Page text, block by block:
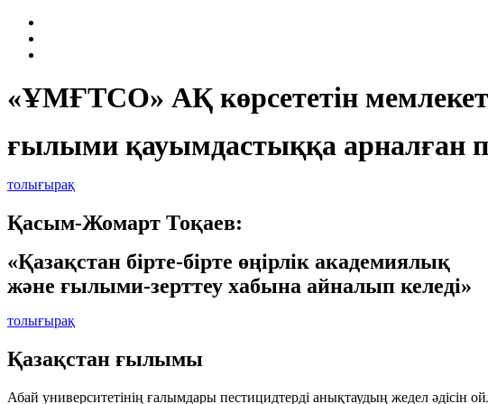
«ҰМҒТСО» АҚ көрсететін
ғылыми қауымдастыққа арналған
толығырақ
Қасым-Жомарт Тоқаев:
«Қазақстан бірте-бірте өңірлік академиялық
және ғылыми-зерттеу хабына айналып келеді»
толығырақ
Қазақстан ғылымы
Абай университетінің ғалымдары пестицидтерді анықтаудың жедел әдісін